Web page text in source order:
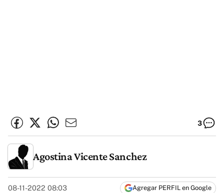
3
Agostina Vicente Sanchez
08-11-2022 08:03 Agregar PERFIL en Google